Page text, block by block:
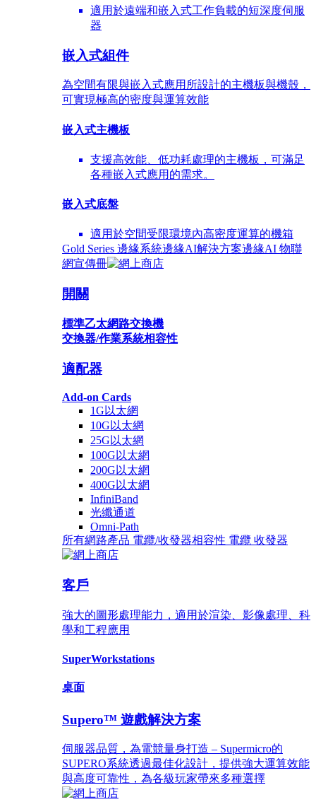
適用於遠端和嵌入式工作負載的短深度伺服
器
嵌入式組件
為空間有限與嵌入式應用所設計的主機板與機殼，
可實現極高的密度與運算效能
嵌入式主機板
支援高效能、低功耗處理的主機板，可滿足
各種嵌入式應用的需求。
嵌入式底盤
適用於空間受限環境內高密度運算的機箱
Gold Series 邊緣系統邊緣AI解決方案邊緣AI 物聯
網宣傳冊
開關
標準乙太網路交換機
交換器/作業系統相容性
適配器
Add-on Cards
1G以太網
10G以太網
25G以太網
100G以太網
200G以太網
400G以太網
InfiniBand
光纖通道
Omni-Path
所有網路產品 電纜/收發器相容性 電纜 收發器
客戶
強大的圖形處理能力，適用於渲染、影像處理、科
學和工程應用
SuperWorkstations
桌面
Supero™ 遊戲解決方案
伺服器品質，為電競量身打造 – Supermicro的
SUPERO系統透過最佳化設計，提供強大運算效能
與高度可靠性，為各級玩家帶來多種選擇